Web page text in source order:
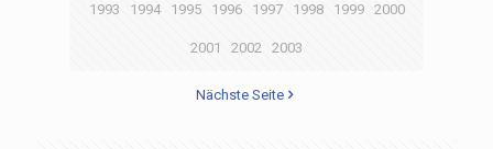
1993 1994 1995 1996 1997 1998 1999 2000
2001 2002 2003
Nächste Seite